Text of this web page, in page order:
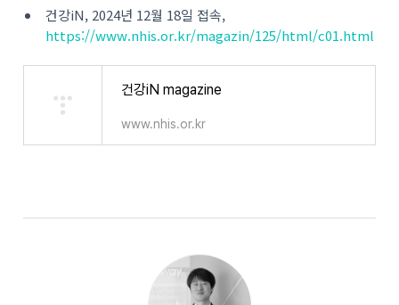
건강iN, 2024년 12월 18일 접속,
https://www.nhis.or.kr/magazin/125/html/c01.html
건강iN magazine
www.nhis.or.kr